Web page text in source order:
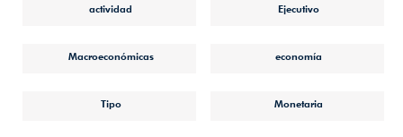
actividad Ejecutivo
Macroeconómicas economía
Tipo Monetaria